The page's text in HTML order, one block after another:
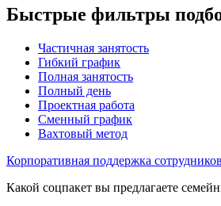
Быстрые фильтры
Частичная занятость
Гибкий график
Полная занятость
Полный день
Проектная работа
Сменный график
Вахтовый метод
Корпоративная поддержка сотрудников
Какой соцпакет вы предлагаете